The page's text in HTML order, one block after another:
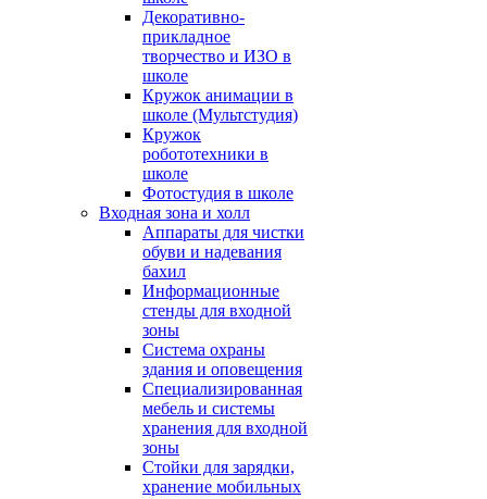
Декоративно-
прикладное
творчество и ИЗО в
школе
Кружок анимации в
школе (Мультстудия)
Кружок
робототехники в
школе
Фотостудия в школе
Входная зона и холл
Аппараты для чистки
обуви и надевания
бахил
Информационные
стенды для входной
зоны
Система охраны
здания и оповещения
Специализированная
мебель и системы
хранения для входной
зоны
Стойки для зарядки,
хранение мобильных